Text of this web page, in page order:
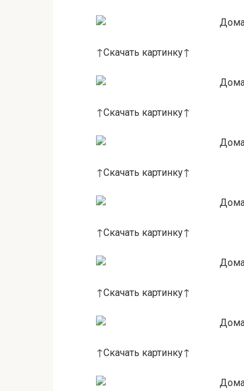
↑Скачать картинку↑
↑Скачать картинку↑
↑Скачать картинку↑
↑Скачать картинку↑
↑Скачать картинку↑
↑Скачать картинку↑